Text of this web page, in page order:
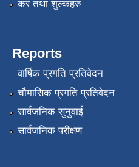
कर तथा शुल्कहरु
Reports
वार्षिक प्रगति प्रतिवेदन
चौमासिक प्रगति प्रतिवेदन
सार्वजनिक सुनुवाई
सार्वजनिक परीक्षण